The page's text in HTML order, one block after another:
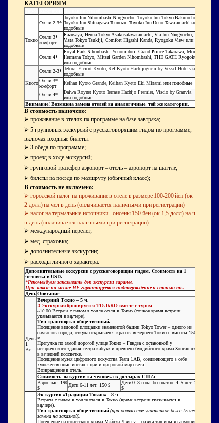
КАТЕГОРИЯМ
Токио
Отели 2-3*
Toyoko Inn Nihombashi Ningyocho, Toyoko Inn Tokyo Bakurocho,
Toyoko Inn Shinagawa Tennozu, Toyoko Inn Ueno Tawaramachi или
подобные
Отели 3*
комфорт
Kazusaya, Henna Tokyo Asakusatawaramachi, Via Inn Ningyocho,
Vista Tokyo Tsukiji, Comfort Higashi Kanda, Ryogoku View или
подобные
Отели 4*
Royal Park Nihonbashi, Yenomidori, Grand Prince Takanawa, Monte
Hermana Tokyo, Mitsui Garden Nihombashi, THE GATE Ryogoku
или подобные
Киото
Отели 2-3* Tetora, Elcient Kyoto, Ref Kyoto Hachijoguchi by Vessel Hotels или
подобные
Отели 3*
комфорт
Keihan Kyoto Grande, Keihan Kyoto Eki Minami или подобные
Отели 4*
Daiwa Roynet Kyoto Terrase Hachijo Premier, Viscio by Granvia
или подобные
Внимание! Возможна замена отелей на аналогичные, той же категории.
В стоимость включено:
⮚ проживание в отелях по программе на базе завтрака;
⮚ 5 групповых экскурсий с русскоговорящим гидом по программе,
включая входные билеты;
⮚ 3 обеда по программе;
⮚ проезд в ходе экскурсий;
⮚ групповой трансфер аэропорт – отель – аэропорт на шаттле;
⮚ билеты на поезда по маршруту (обычный класс);
В стоимость не включено:
⮚ городской налог на проживание в отеле в размере 100-200 йен (ок 1-
2 долл) на чел в день (оплачивается наличными при регистрации)
⮚ налог на термальные источники - онсены 150 йен (ок 1,5 долл) на чел
в день (оплачивается наличными при регистрации)
⮚ международный перелет;
⮚ мед. страховка;
⮚ дополнительные экскурсии;
⮚ расходы личного характера.
Дополнительные экскурсии с русскоговорящим гидом. Стоимость на 1
человека в USD.
*Рекомендуем заказывать доп экскурсии заранее.
При заказе на месте НЕ гарантируется подтверждение и стоимость.
ДеньОписание
День
1
Вс
Вечерний Токио – 5 ч.
!! Экскурсия бронируется ТОЛЬКО вместе с туром
~16:00 Встреча с гидом в холле отеля в Токио (точное время встречи
указывается в ваучере).
Тип транспорта: общественный.
Посещение видовой площадки знаменитой башни Tokyo Tower – одного из
символов города, откуда открывается красота вечернего Токио с высоты 150
м.
Прогулка по самой дорогой улице Токио – Гиндза с остановкой у
исторического здания театра кабуки и древнего буддийского храма Хонган-дзи
в вечерней подсветке.
Посещение музея цифрового искусства Team LAB, соединяющего в себе
художественные инсталляции и цифровой мир света.
Возвращение в отель.
Стоимость экскурсии на человека в долларах США:
Взрослые: 190
$
Дети 6-11 лет: 150 $
Дети 0–3 года: бесплатно; 4–5 лет: 20
$
Экскурсия «Традиции Токио» – 8 ч
Встреча с гидом в холле отеля в Токио (время встречи указывается в
ваучере).
Тип транспорта: общественный (при количестве участников более 15 чел -
замена на заказной).
Посещение синтоистского храма Мэйдзи Дзингу – оазиса тишины и гармонии.